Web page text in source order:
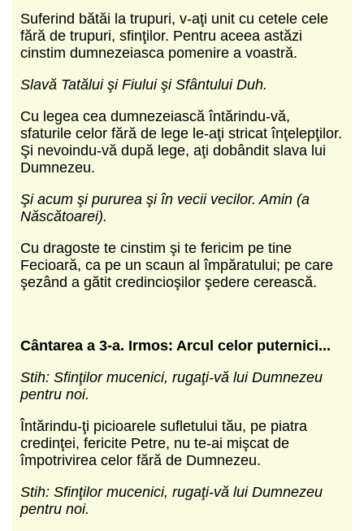
Suferind bătăi la trupuri, v-aţi unit cu cetele cele
fără de trupuri, sfinţilor. Pentru aceea astăzi
cinstim dumnezeiasca pomenire a voastră.
Slavă Tatălui şi Fiului şi Sfântului Duh.
Cu legea cea dumnezeiască întărindu-vă,
sfaturile celor fără de lege le-aţi stricat înţelepţilor.
Şi nevoindu-vă după lege, aţi dobândit slava lui
Dumnezeu.
Şi acum şi pururea şi în vecii vecilor. Amin (a
Născătoarei).
Cu dragoste te cinstim şi te fericim pe tine
Fecioară, ca pe un scaun al împăratului; pe care
şezând a gătit credincioşilor şedere cerească.
Cântarea a 3-a. Irmos: Arcul celor puternici...
Stih: Sfinţilor mucenici, rugaţi-vă lui Dumnezeu
pentru noi.
Întărindu-ţi picioarele sufletului tău, pe piatra
credinţei, fericite Petre, nu te-ai mişcat de
împotrivirea celor fără de Dumnezeu.
Stih: Sfinţilor mucenici, rugaţi-vă lui Dumnezeu
pentru noi.